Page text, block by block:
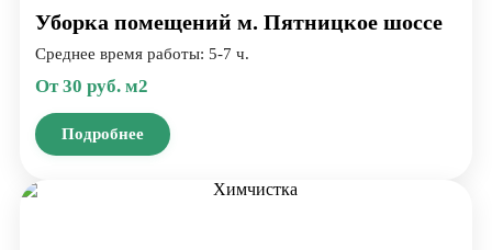
Уборка помещений м. Пятницкое шоссе
Среднее время работы: 5-7 ч.
От 30 руб. м2
Подробнее